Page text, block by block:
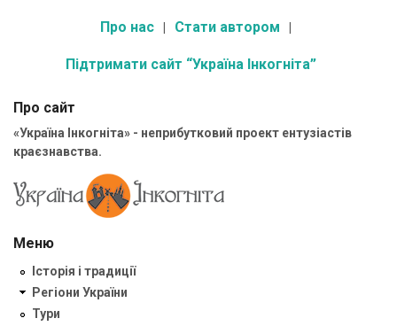
Про нас Стати автором
Підтримати сайт “Україна Інкогніта”
Про сайт
«Україна Інкогніта» - неприбутковий проект ентузіастів
краєзнавства.
Меню
Історія і традиції
Регіони України
Тури